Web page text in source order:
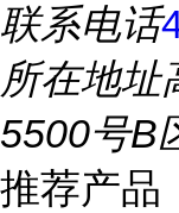
联系电话
所在地址
5500号B
推荐产品